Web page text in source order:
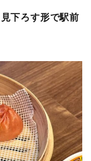
見下ろす形で駅前